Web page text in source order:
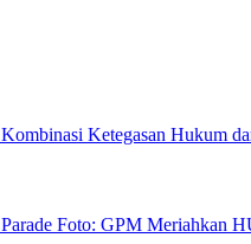
Kombinasi Ketegasan Hukum
Parade Foto: GPM Meriahkan